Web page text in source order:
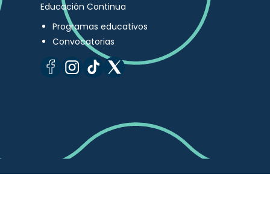
Educación Continua
Programas educativos
Convocatorias